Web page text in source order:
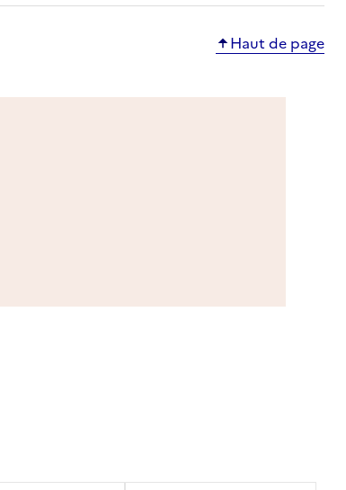
Haut de page